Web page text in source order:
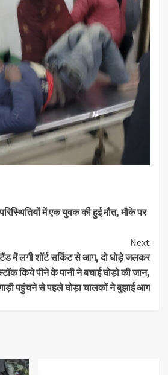
में एक युवक की हुई मौत, मौके पर
Next
में लगी शॉर्ट सर्किट से आग, दो घोड़े जलकर
किये पीने के पानी ने बचाई घोड़ो की जान,
पहुंचने से पहले घोड़ा चालकों ने बुझाई आग